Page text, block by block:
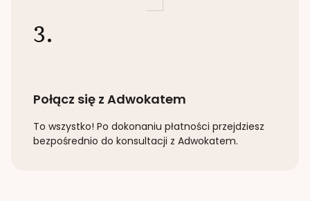
3.
Połącz się z Adwokatem
To wszystko! Po dokonaniu płatności przejdziesz
bezpośrednio do konsultacji z Adwokatem.